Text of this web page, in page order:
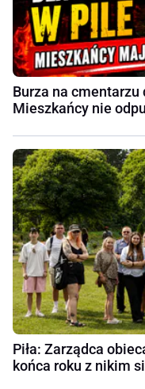
Burza na
Mieszkańcy nie
Piła: Zarządca
końca roku z nikim